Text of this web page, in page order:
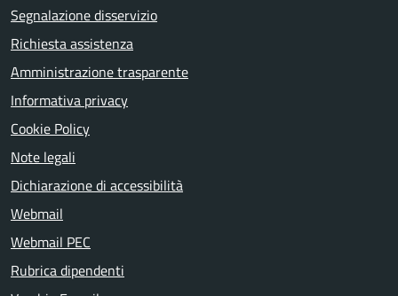
Segnalazione disservizio
Richiesta assistenza
Amministrazione trasparente
Informativa privacy
Cookie Policy
Note legali
Dichiarazione di accessibilità
Webmail
Webmail PEC
Rubrica dipendenti